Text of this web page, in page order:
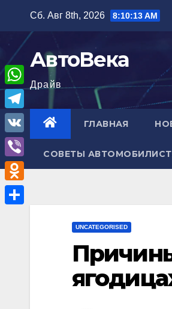
содержимому
Сб. Авг 8th, 2026 8:10:14 AM
АвтоВека
Драйв
ГЛАВНАЯ
СОВЕТЫ
UNCATEGORISED
W
h
a
A
T
e
l
e
g
V
K
V
i
b
O